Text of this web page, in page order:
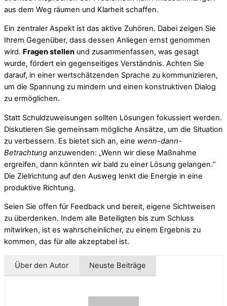
aus dem Weg räumen und Klarheit schaffen.
Ein zentraler Aspekt ist das aktive Zuhören. Dabei zeigen Sie
Ihrem Gegenüber, dass dessen Anliegen ernst genommen
wird. Fragen stellen und zusammenfassen, was gesagt
wurde, fördert ein gegenseitiges Verständnis. Achten Sie
darauf, in einer wertschätzenden Sprache zu kommunizieren,
um die Spannung zu mindern und einen konstruktiven Dialog
zu ermöglichen.
Statt Schuldzuweisungen sollten Lösungen fokussiert werden.
Diskutieren Sie gemeinsam mögliche Ansätze, um die Situation
zu verbessern. Es bietet sich an, eine wenn-dann-
Betrachtung anzuwenden: „Wenn wir diese Maßnahme
ergreifen, dann könnten wir bald zu einer Lösung gelangen.“
Die Zielrichtung auf den Ausweg lenkt die Energie in eine
produktive Richtung.
Seien Sie offen für Feedback und bereit, eigene Sichtweisen
zu überdenken. Indem alle Beteiligten bis zum Schluss
mitwirken, ist es wahrscheinlicher, zu einem Ergebnis zu
kommen, das für alle akzeptabel ist.
Über den Autor Neuste Beiträge